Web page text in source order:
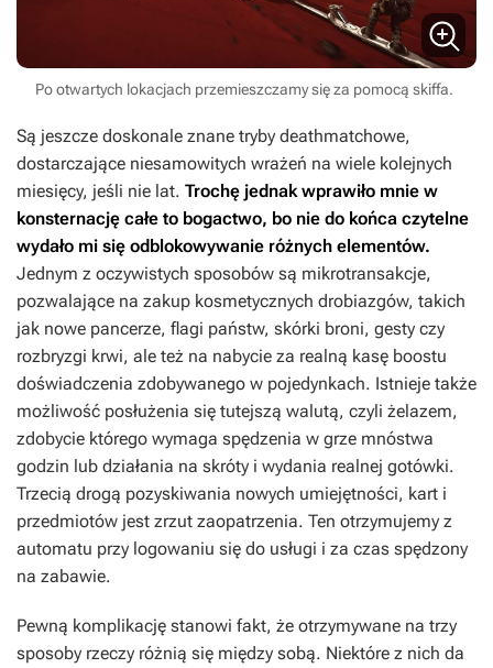
Po otwartych lokacjach przemieszczamy się za pomocą skiffa.
Są jeszcze doskonale znane tryby deathmatchowe,
dostarczające niesamowitych wrażeń na wiele kolejnych
miesięcy, jeśli nie lat. Trochę jednak wprawiło mnie w
konsternację całe to bogactwo, bo nie do końca czytelne
wydało mi się odblokowywanie różnych elementów.
Jednym z oczywistych sposobów są mikrotransakcje,
pozwalające na zakup kosmetycznych drobiazgów, takich
jak nowe pancerze, flagi państw, skórki broni, gesty czy
rozbryzgi krwi, ale też na nabycie za realną kasę boostu
doświadczenia zdobywanego w pojedynkach. Istnieje także
możliwość posłużenia się tutejszą walutą, czyli żelazem,
zdobycie którego wymaga spędzenia w grze mnóstwa
godzin lub działania na skróty i wydania realnej gotówki.
Trzecią drogą pozyskiwania nowych umiejętności, kart i
przedmiotów jest zrzut zaopatrzenia. Ten otrzymujemy z
automatu przy logowaniu się do usługi i za czas spędzony
na zabawie.
Pewną komplikację stanowi fakt, że otrzymywane na trzy
sposoby rzeczy różnią się między sobą. Niektóre z nich da